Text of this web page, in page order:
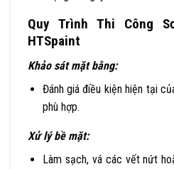
Quy Trình Thi Công
HTSpaint
Khảo sát mặt bằng:
Đánh giá điều kiện hiện tại
phù hợp.
Xử lý bề mặt:
Làm sạch, vá các vết nứt